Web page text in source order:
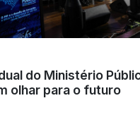
do Ministério
olhar para o futuro